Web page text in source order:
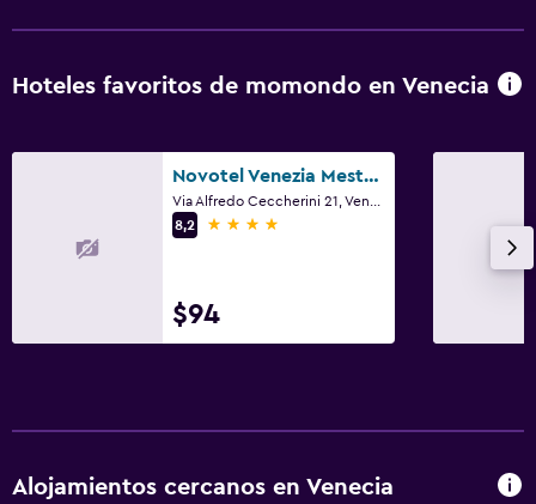
Hoteles favoritos de momondo en Venecia
Novotel Venezia Mestre Castellana
8,2
4 estrellas
$94
Alojamientos cercanos en Venecia